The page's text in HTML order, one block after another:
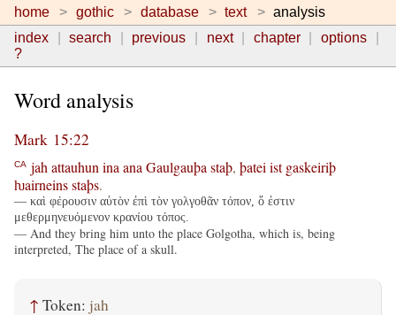
home gothic database text
analysis
index
search previous next chapter
options
?
Word analysis
Mark 15:22
CA jah attauhun ina ana Gaulgauþa staþ, þatei ist gaskeiriþ
ƕairneinsstaþs.
— καὶ φέρουσιν αὐτὸν ἐπὶ τὸν γολγοθᾶν τόπον, ὅ ἐστιν
μεθερμηνευόμενον κρανίου τόπος.
— And they bring him unto the place Golgotha, which is, being
interpreted, The place of a skull.
↑ Token: jah